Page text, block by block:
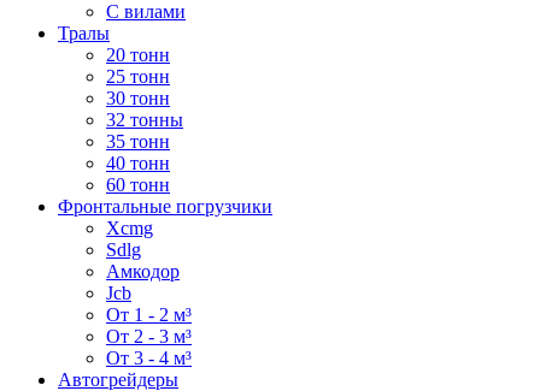
С вилами
Тралы
20 тонн
25 тонн
30 тонн
32 тонны
35 тонн
40 тонн
60 тонн
Фронтальные погрузчики
Xcmg
Sdlg
Амкодор
Jcb
От 1 - 2 м³
От 2 - 3 м³
От 3 - 4 м³
Автогрейдеры